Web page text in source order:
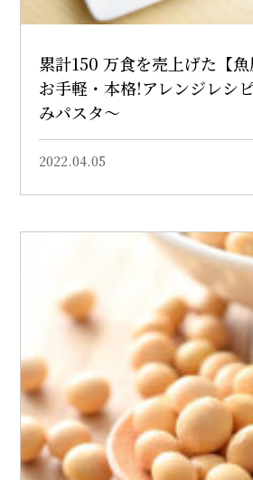
累計150 万食を売上げた【
お手軽・本格!アレンジレシ
みパスタ～
2022.04.05